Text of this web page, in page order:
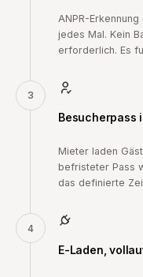
ANPR-
jedes Mal. Kein
erforderlich. Es
3
Besucherpass
Mieter laden
befristeter Pass
das definierte
4
E-Laden,